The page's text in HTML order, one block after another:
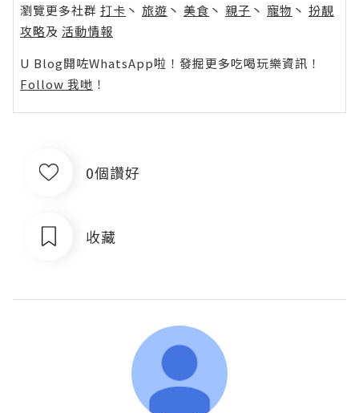
瀏覽更多社群 打卡 丶 旅遊 丶 美食 丶 親子 丶 寵物 丶 扮靚
攻略及 活動情報
U Blog開咗WhatsApp啦！發掘更多吃喝玩樂資訊！
Follow 我哋 ！
0個讚好
收藏